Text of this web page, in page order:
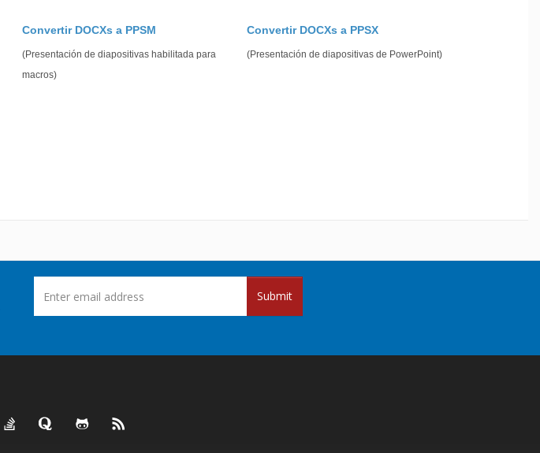
Convertir DOCXs a PPSM
(Presentación de diapositivas habilitada para
macros)
Convertir DOCXs a PPSX
(Presentación de diapositivas de PowerPoint)
Submit